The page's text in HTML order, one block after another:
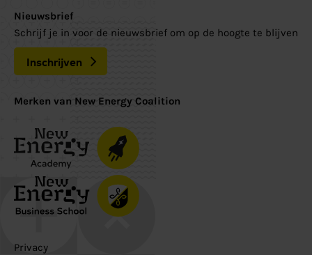
Nieuwsbrief
Schrijf je in voor de nieuwsbrief om op de hoogte te blijven
Inschrijven
Merken van New Energy Coalition
Privacy